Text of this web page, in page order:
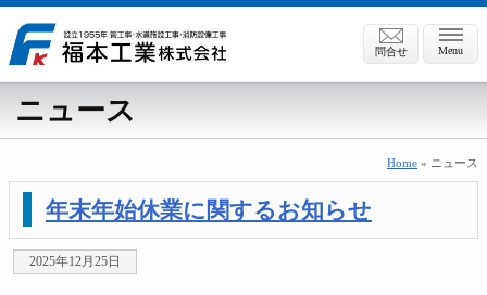
Menu
問合せ
ニュース
Home » ニュース
年末年始休業に関するお知らせ
2025年12月25日